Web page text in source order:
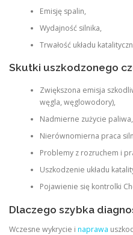
Emisję spalin,
Wydajność silnika,
Trwałość układu
Skutki uszkodzonego
Zwiększona emisja
węgla, węglowodory),
Nadmierne zużycie paliwa,
Nierównomierna praca
Problemy z rozruchem i
Uszkodzenie układu
Pojawienie się kontrolki
Dlaczego szybka
Wczesne wykrycie i naprawa